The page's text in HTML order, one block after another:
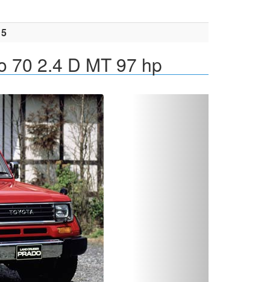
70 2.4 D MT 97 hp